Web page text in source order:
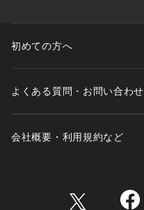
初めての方へ
よくある質問・お問い合わせ
会社概要・利用規約など